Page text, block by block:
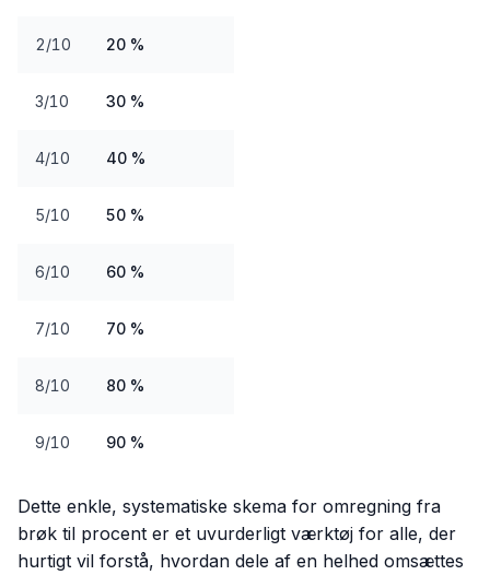
2/10 20 %
3/10 30 %
4/10 40 %
5/10 50 %
6/10 60 %
7/10 70 %
8/10 80 %
9/10 90 %
Dette enkle, systematiske skema for omregning fra
brøk til procent er et uvurderligt værktøj for alle, der
hurtigt vil forstå, hvordan dele af en helhed omsættes